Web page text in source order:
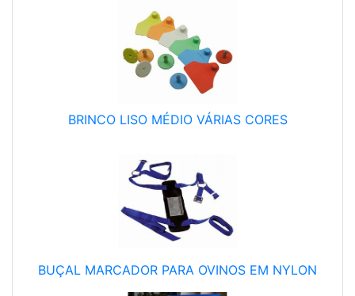
BRINCO LISO MÉDIO VÁRIAS CORES
BUÇAL MARCADOR PARA OVINOS EM NYLON